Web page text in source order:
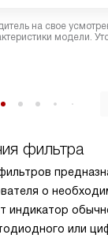
на свое
модели.
фильтра
о
индикатор
или